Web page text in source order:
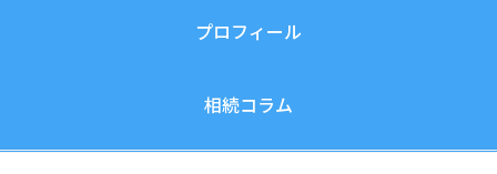
プロフィール
相続コラム